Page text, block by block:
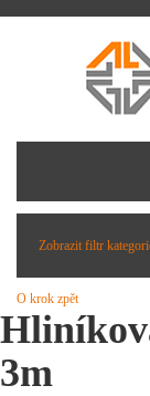
Zobrazit filtr
O krok zpět
3m